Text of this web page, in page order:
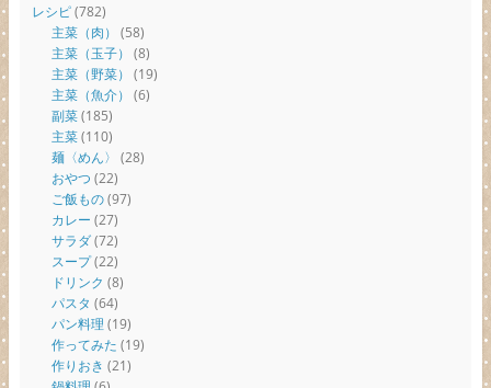
レシピ(782)
主菜（肉） (58)
主菜（玉子） (8)
主菜（野菜） (19)
主菜（魚介） (6)
副菜(185)
主菜(110)
麺〈めん〉 (28)
おやつ (22)
ご飯もの(97)
カレー (27)
サラダ(72)
スープ(22)
ドリンク (8)
パスタ (64)
パン料理 (19)
作ってみた (19)
作りおき (21)